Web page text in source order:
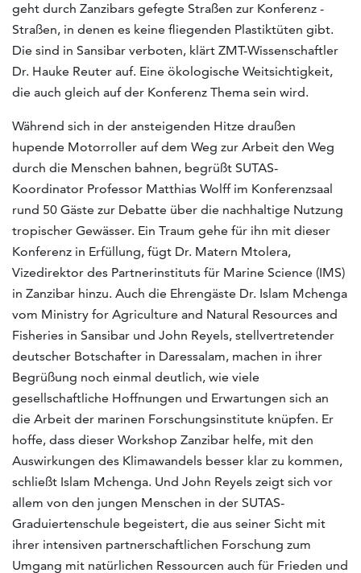
geht durch Zanzibars gefegte Straßen zur Konferenz -
Straßen, in denen es keine fliegenden Plastiktüten gibt.
Die sind in Sansibar verboten, klärt ZMT-Wissenschaftler
Dr. Hauke Reuter auf. Eine ökologische Weitsichtigkeit,
die auch gleich auf der Konferenz Thema sein wird.
Während sich in der ansteigenden Hitze draußen
hupende Motorroller auf dem Weg zur Arbeit den Weg
durch die Menschen bahnen, begrüßt SUTAS-
Koordinator Professor Matthias Wolff im Konferenzsaal
rund 50 Gäste zur Debatte über die nachhaltige Nutzung
tropischer Gewässer. Ein Traum gehe für ihn mit dieser
Konferenz in Erfüllung, fügt Dr. Matern Mtolera,
Vizedirektor des Partnerinstituts für Marine Science (IMS)
in Zanzibar hinzu. Auch die Ehrengäste Dr. Islam Mchenga
vom Ministry for Agriculture and Natural Resources and
Fisheries in Sansibar und John Reyels, stellvertretender
deutscher Botschafter in Daressalam, machen in ihrer
Begrüßung noch einmal deutlich, wie viele
gesellschaftliche Hoffnungen und Erwartungen sich an
die Arbeit der marinen Forschungsinstitute knüpfen. Er
hoffe, dass dieser Workshop Zanzibar helfe, mit den
Auswirkungen des Klimawandels besser klar zu kommen,
schließt Islam Mchenga. Und John Reyels zeigt sich vor
allem von den jungen Menschen in der SUTAS-
Graduiertenschule begeistert, die aus seiner Sicht mit
ihrer intensiven partnerschaftlichen Forschung zum
Umgang mit natürlichen Ressourcen auch für Frieden und